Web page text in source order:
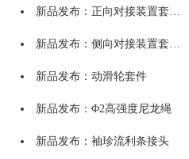
新品发布：正向对接装置套…
新品发布：侧向对接装置套…
新品发布：动滑轮套件
新品发布：Φ2高强度尼龙绳
新品发布：袖珍流利条接头